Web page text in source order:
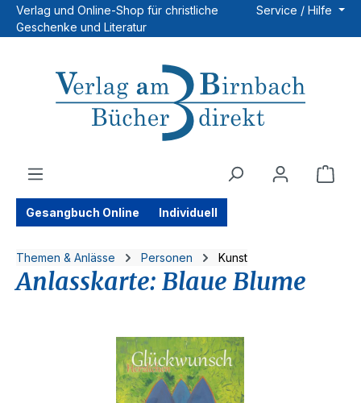
Zum Hauptinhalt springen
Verlag und Online-Shop für christliche
Geschenke und Literatur
Service / Hilfe
Gesangbuch Online Individuell
Themen & Anlässe Personen Kunst
Anlasskarte: Blaue Blume
Bildergalerie überspringen